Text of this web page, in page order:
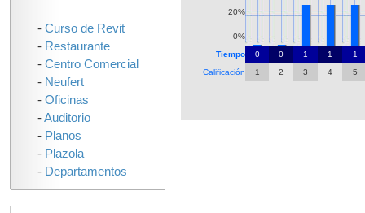
20%
0%
Tiempo
0 0 1 1
1
Calificación
1 2 3 4 5
- Curso de Revit
- Restaurante
- Centro Comercial
- Neufert
- Oficinas
-Auditorio
- Planos
- Plazola
- Departamentos